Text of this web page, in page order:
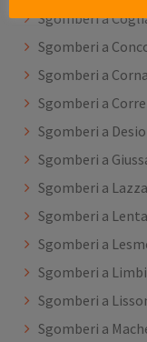
Sgomberi a
Sgomberi a
Sgomberi a
Sgomberi a
Sgomberi a
Sgomberi a
Sgomberi a
Sgomberi a
Sgomberi a
Sgomberi a
Sgomberi a
Sgomberi a